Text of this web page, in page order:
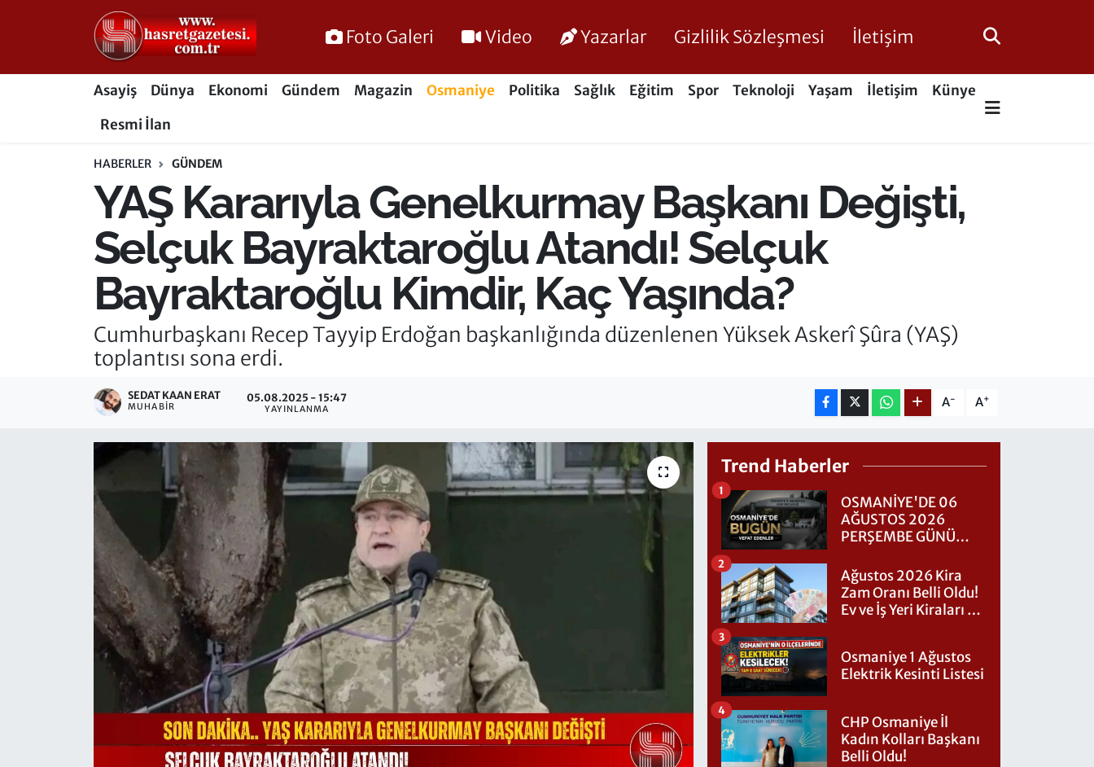
Foto Galeri Video Yazarlar Gizlilik Sözleşmesi İletişim
Asayiş Dünya Ekonomi Gündem Magazin Osmaniye Politika Sağlık Eğitim Spor Teknoloji Yaşam İletişim
Künye
Resmi İlan
HABERLER GÜNDEM
YAŞ Kararıyla Genelkurmay Başkanı Değişti,
Selçuk Bayraktaroğlu Atandı! Selçuk
Bayraktaroğlu Kimdir, Kaç Yaşında?
Cumhurbaşkanı Recep Tayyip Erdoğan başkanlığında düzenlenen Yüksek Askerî Şûra (YAŞ)
toplantısı sona erdi.
SEDAT KAAN ERAT
MUHABIR
05.08.2025 - 15:47
YAYINLANMA A- A+
Trend Haberler
OSMANİYE'DE 06
AĞUSTOS 2026
PERŞEMBE GÜNÜ
1
Ağustos 2026 Kira
Zam Oranı Belli Oldu!
Ev ve İş Yeri Kiraları Ne
2
Osmaniye 1 Ağustos
Elektrik Kesinti Listesi
3
CHP Osmaniye İl
Kadın Kolları Başkanı
Belli Oldu!
4
Osmaniye Nöbetçi Eczaneler
Osmaniye Hava Durumu
Süper Lig Puan Durumu ve Fikstür
Tüm Manşetler
Son Dakika Haberleri
Haber Arşivi